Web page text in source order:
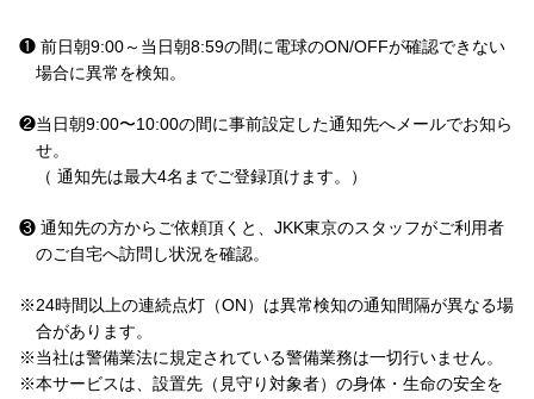
❶ 前日朝9:00～当日朝8:59の間に電球のON/OFFが確認できない
場合に異常を検知。
❷当日朝9:00〜10:00の間に事前設定した通知先へメールでお知ら
せ。
（ 通知先は最大4名までご登録頂けます。）
❸ 通知先の方からご依頼頂くと、JKK東京のスタッフがご利用者
のご自宅へ訪問し状況を確認。
※24時間以上の連続点灯（ON）は異常検知の通知間隔が異なる場
合があります。
※当社は警備業法に規定されている警備業務は一切行いません。
※本サービスは、設置先（見守り対象者）の身体・生命の安全を